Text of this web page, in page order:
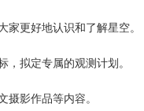
更好地认识和了解星空。
拟定专属的观测计划。
摄影作品等内容。